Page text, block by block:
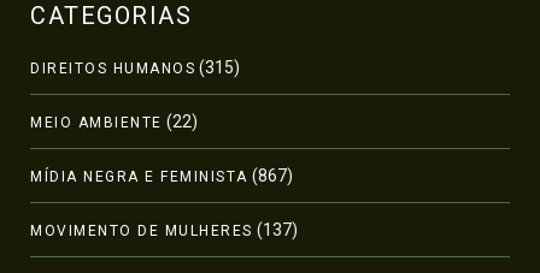
CATEGORIAS
DIREITOS HUMANOS (315)
MEIO AMBIENTE (22)
MÍDIA NEGRA E FEMINISTA (867)
MOVIMENTO DE MULHERES (137)